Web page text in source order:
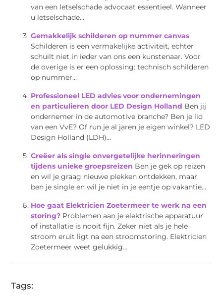
van een letselschade advocaat essentieel. Wanneer
u letselschade...
Gemakkelijk schilderen op nummer canvas
Schilderen is een vermakelijke activiteit, echter
schuilt niet in ieder van ons een kunstenaar. Voor
de overige is er een oplossing: technisch schilderen
op nummer...
Professioneel LED advies voor ondernemingen
en particulieren door LED Design Holland Ben jij
ondernemer in de automotive branche? Ben je lid
van een VvE? Of run je al jaren je eigen winkel? LED
Design Holland (LDH)...
Creëer als single onvergetelijke herinneringen
tijdens unieke groepsreizen Ben je gek op reizen
en wil je graag nieuwe plekken ontdekken, maar
ben je single en wil je niet in je eentje op vakantie...
Hoe gaat Elektricien Zoetermeer te werk na een
storing? Problemen aan je elektrische apparatuur
of installatie is nooit fijn. Zeker niet als je hele
stroom eruit ligt na een stroomstoring. Elektricien
Zoetermeer weet gelukkig...
Tags: